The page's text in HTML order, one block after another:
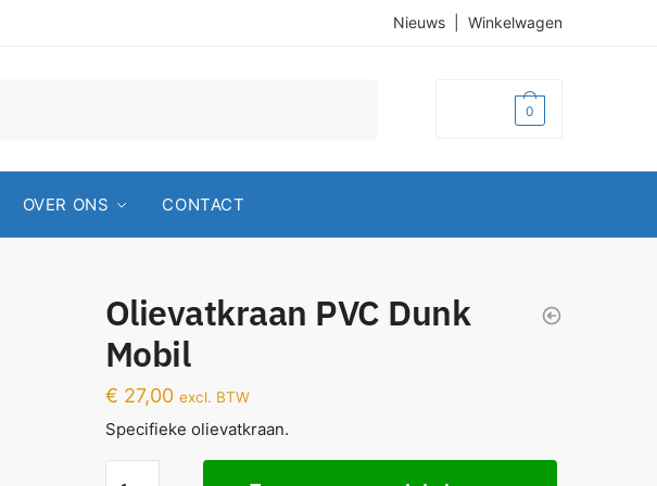
Nieuws Winkelwagen
0
OVER ONS CONTACT
Olievatkraan PVC Dunk
Mobil
€ 27,00 excl. BTW
Specifieke olievatkraan.